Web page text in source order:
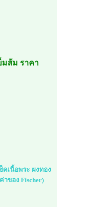
มส้ม ราคา
คเนื้อพระ ผงทอง
ของ Fischer)